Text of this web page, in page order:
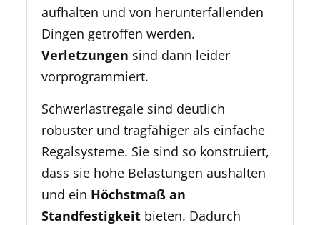
aufhalten und von herunterfallenden
Dingen getroffen werden.
Verletzungen sind dann leider
vorprogrammiert.
Schwerlastregale sind deutlich
robuster und tragfähiger als einfache
Regalsysteme. Sie sind so konstruiert,
dass sie hohe Belastungen aushalten
und ein Höchstmaß an
Standfestigkeit bieten. Dadurch